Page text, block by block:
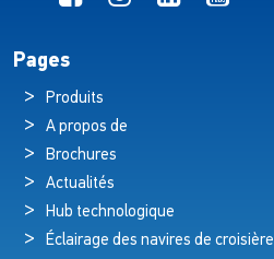
Pages
Produits
A propos de
Brochures
Actualités
Hub technologique
Éclairage des navires de croisière